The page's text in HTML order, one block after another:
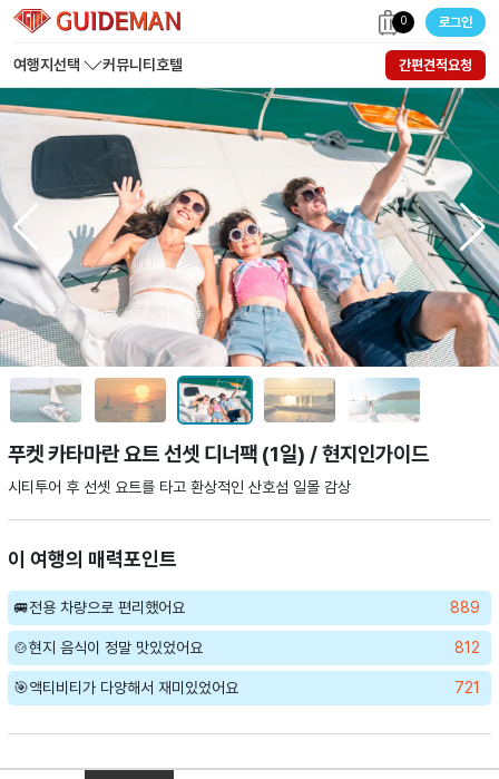
0 로그인
여행지선택 커뮤니티 호텔 간편견적요청
푸켓 카타마란 요트 선셋 디너팩 (1일) / 현지인가이드
시티투어 후 선셋 요트를 타고 환상적인 산호섬 일몰 감상
이 여행의 매력포인트
🚐전용 차량으로 편리했어요 889
🍲현지 음식이 정말 맛있었어요 812
🎯액티비티가 다양해서 재미있었어요 721